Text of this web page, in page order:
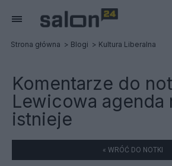
Strona główna Blogi Kultura Liberalna
Komentarze do
Lewicowa agenda
istnieje
« WRÓĆ DO NOTKI